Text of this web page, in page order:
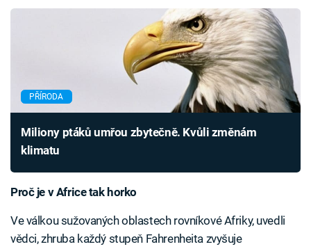
PŘÍRODA
Miliony ptáků umřou zbytečně. Kvůli změnám
klimatu
Proč je v Africe tak horko
Ve válkou sužovaných oblastech rovníkové Afriky, uvedli
vědci, zhruba každý stupeň Fahrenheita zvyšuje